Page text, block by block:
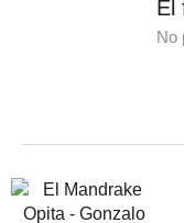
El
No